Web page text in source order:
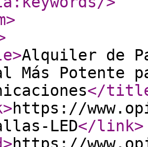
>
>Alquiler de
Más Potente
</
>https://
LED</link>